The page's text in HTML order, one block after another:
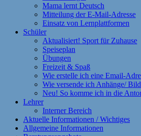
Mama lernt Deutsch
Mitteilung der E-Mail-Adresse
Einsatz von Lernplattformen
Schüler
Aktualisiert! Sport für Zuhause
Speiseplan
Übungen
Freizeit & Spaß
Wie erstelle ich eine Email-
Wie versende ich Anhänge/
Neu! So komme ich in die
Lehrer
Interner Bereich
Aktuelle Informationen / Wichtiges
Allgemeine Informationen